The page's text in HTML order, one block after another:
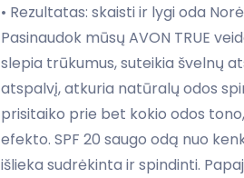
• Rezultatas: skaisti ir lygi oda
Pasinaudok mūsų AVON TRUE
slepia trūkumus, suteikia švelnų
atspalvį, atkuria natūralų odos
prisitaiko prie bet kokio odos
efekto. SPF 20 saugo odą nuo
išlieka sudrėkinta ir spindinti.